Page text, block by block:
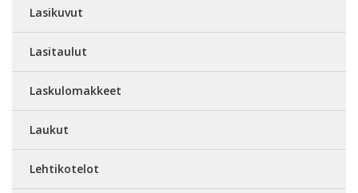
Lasikuvut
Lasitaulut
Laskulomakkeet
Laukut
Lehtikotelot